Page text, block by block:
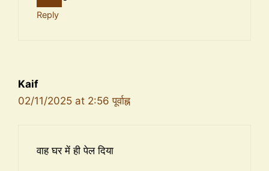
Reply
Kaif
02/11/2025 at 2:56 पूर्वाह्न
वाह घर में ही पेल दिया